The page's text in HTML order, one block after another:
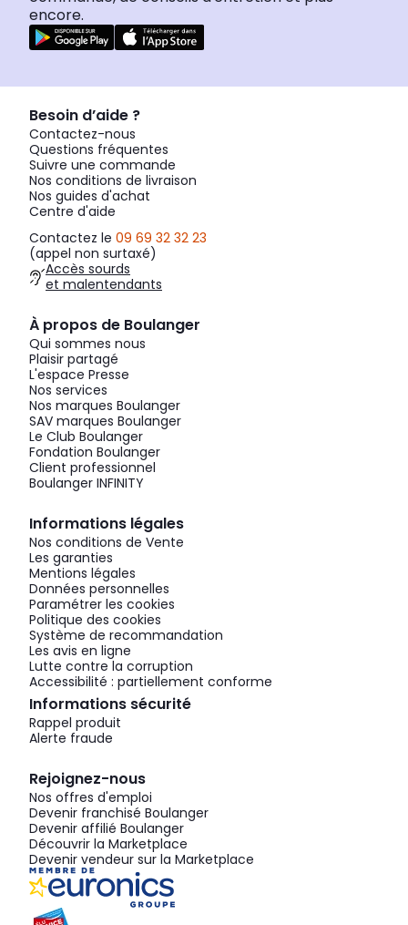
encore.
Besoin d’aide ?
Contactez-nous
Questions fréquentes
Suivre une commande
Nos conditions de livraison
Nos guides d'achat
Centre d'aide
Contactez le 09 69 32 32 23
(appel non surtaxé)
Accès sourds
et malentendants
À propos de Boulanger
Qui sommes nous
Plaisir partagé
L'espace Presse
Nos services
Nos marques Boulanger
SAV marques Boulanger
Le Club Boulanger
Fondation Boulanger
Client professionnel
Boulanger INFINITY
Informations légales
Nos conditions de Vente
Les garanties
Mentions légales
Données personnelles
Paramétrer les cookies
Politique des cookies
Système de recommandation
Les avis en ligne
Lutte contre la corruption
Accessibilité : partiellement conforme
Informations sécurité
Rappel produit
Alerte fraude
Rejoignez-nous
Nos offres d'emploi
Devenir franchisé Boulanger
Devenir affilié Boulanger
Découvrir la Marketplace
Devenir vendeur sur la Marketplace